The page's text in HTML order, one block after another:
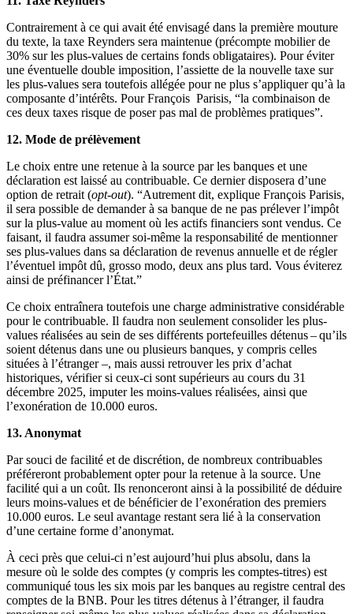
Contrairement à ce qui avait été envisagé dans la première mouture
du texte, la taxe Reynders sera maintenue (précompte mobilier de
30% sur les plus-values de certains fonds obligataires). Pour éviter
une éventuelle double imposition, l’assiette de la nouvelle taxe sur
les plus-values sera toutefois allégée pour ne plus s’appliquer qu’à la
composante d’intérêts. Pour François Parisis, “la combinaison de
ces deux taxes risque de poser pas mal de problèmes pratiques”.
12. Mode de prélèvement
Le choix entre une retenue à la source par les banques et une
déclaration est laissé au contribuable. Ce dernier disposera d’une
option de retrait (opt-out). “Autrement dit, explique François Parisis,
il sera possible de demander à sa banque de ne pas prélever l’impôt
sur la plus-value au moment où les actifs financiers sont vendus. Ce
faisant, il faudra assumer soi-même la responsabilité de mentionner
ses plus-values dans sa déclaration de revenus annuelle et de régler
l’éventuel impôt dû, grosso modo, deux ans plus tard. Vous éviterez
ainsi de préfinancer l’État.”
Ce choix entraînera toutefois une charge administrative considérable
pour le contribuable. Il faudra non seulement consolider les plus-
values réalisées au sein de ses différents portefeuilles détenus – qu’ils
soient détenus dans une ou plusieurs banques, y compris celles
situées à l’étranger –, mais aussi retrouver les prix d’achat
historiques, vérifier si ceux-ci sont supérieurs au cours du 31
décembre 2025, imputer les moins-values réalisées, ainsi que
l’exonération de 10.000 euros.
13. Anonymat
Par souci de facilité et de discrétion, de nombreux contribuables
préféreront probablement opter pour la retenue à la source. Une
facilité qui a un coût. Ils renonceront ainsi à la possibilité de déduire
leurs moins-values et de bénéficier de l’exonération des premiers
10.000 euros. Le seul avantage restant sera lié à la conservation
d’une certaine forme d’anonymat.
À ceci près que celui-ci n’est aujourd’hui plus absolu, dans la
mesure où le solde des comptes (y compris les comptes-titres) est
communiqué tous les six mois par les banques au registre central des
comptes de la BNB. Pour les titres détenus à l’étranger, il faudra